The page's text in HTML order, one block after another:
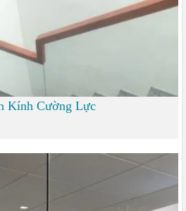
Kính Cường Lực